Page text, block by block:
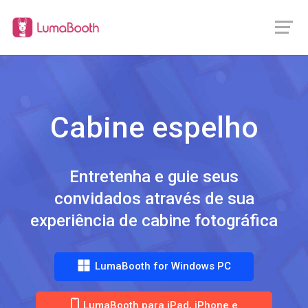
Cabine espelho
Entretenha e guie seus
convidados através de sua
experiência de cabine fotográfica
LumaBooth for Windows PC
LumaBooth para iPad, iPhone e